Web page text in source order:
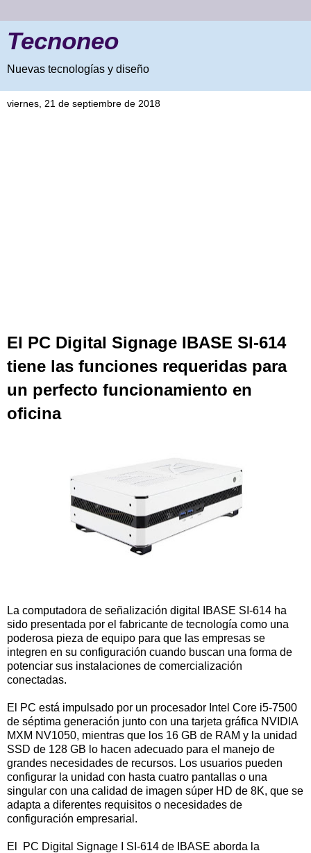
Tecnoneo
Nuevas tecnologías y diseño
viernes, 21 de septiembre de 2018
El PC Digital Signage IBASE SI-614
tiene las funciones requeridas para
un perfecto funcionamiento en
oficina
La computadora de señalización digital IBASE SI-614 ha
sido presentada por el fabricante de tecnología como una
poderosa pieza de equipo para que las empresas se
integren en su configuración cuando buscan una forma de
potenciar sus instalaciones de comercialización
conectadas.
El PC está impulsado por un procesador Intel Core i5-7500
de séptima generación junto con una tarjeta gráfica NVIDIA
MXM NV1050, mientras que los 16 GB de RAM y la unidad
SSD de 128 GB lo hacen adecuado para el manejo de
grandes necesidades de recursos. Los usuarios pueden
configurar la unidad con hasta cuatro pantallas o una
singular con una calidad de imagen súper HD de 8K, que se
adapta a diferentes requisitos o necesidades de
configuración empresarial.
El PC Digital Signage I SI-614 de IBASE aborda la